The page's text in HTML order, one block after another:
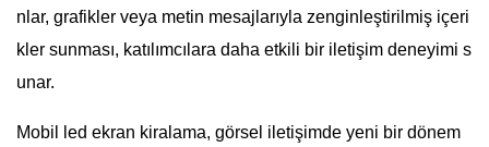
nlar, grafikler veya metin mesajlarıyla zenginleştirilmiş içeri
kler sunması, katılımcılara daha etkili bir iletişim deneyimi s
unar.
Mobil led ekran kiralama, görsel iletişimde yeni bir dönem